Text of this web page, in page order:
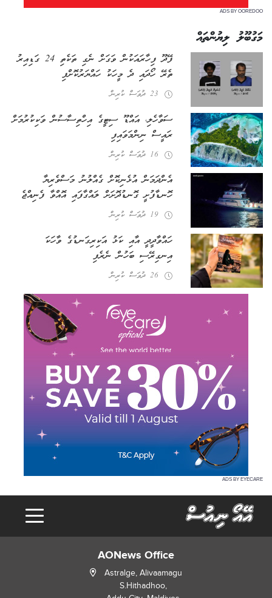
ADS BY OOREDOO
މަގުބޫލު ލިޔުންތައް
ފޭދޫ ފިހާރައަކުން ވަގަށް ނެގި ތަކެތި 24 ގަޑިއިރު
ތެރޭ ހޯދައި ދެ މީހަކު ހައްޔަރުކޮށްފި
23 ދުވަސް ކުރިން
ސަވާހެލި، އައްޑޫ ސިޓީގެ އިހްތިސާސުން ވަކިކުރުމަށް
ރައީސް ނިންމަވައިފި
16 ދުވަސް ކުރިން
އެންދަމަން އުޅެނިކޮށް ގެއްލުނު މަސްވެރިޔާ
ހޮނޑާފުށީ ގޮނޑުދޮށަށް ލައްގާފައި އޮއްވާ ފެނިއްޖެ
19 ދުވަސް ކުރިން
ހައްވާދީދީ އާއި ކަޅު އަކިރިގަނޑުގެ ވާހަކަ
އިނގިރޭސި ބަހުން ނެރެފި
26 ދުވަސް ކުރިން
ADS BY EYECARE
AONews Office
Astralge, Alivaamagu
S.Hithadhoo,